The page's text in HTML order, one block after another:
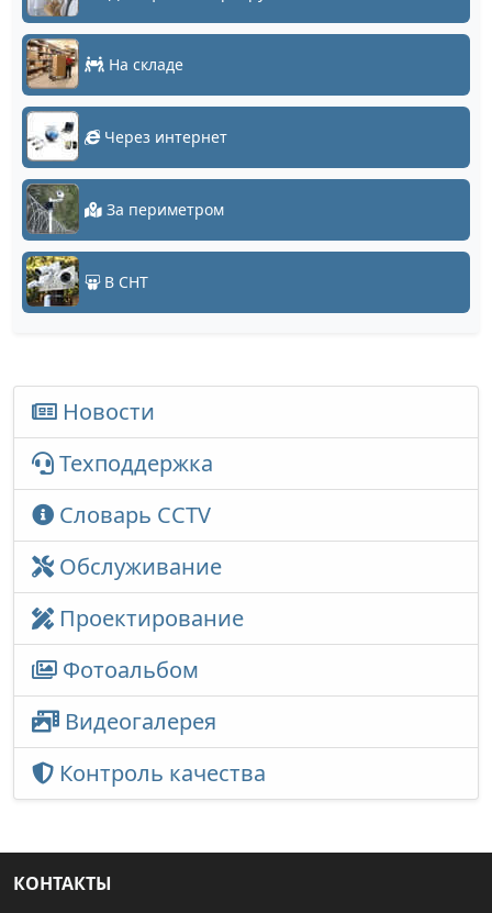
На складе
Через интернет
За периметром
В СНТ
Новости
Техподдержка
Словарь CCTV
Обслуживание
Проектирование
Фотоальбом
Видеогалерея
Контроль качества
КОНТАКТЫ